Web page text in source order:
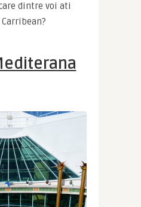
dintre voi ati